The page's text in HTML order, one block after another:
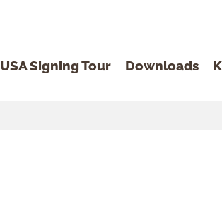
USA Signing Tour Downloads